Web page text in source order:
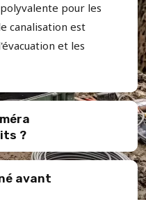
pour les
canalisation est
et les
?
avant